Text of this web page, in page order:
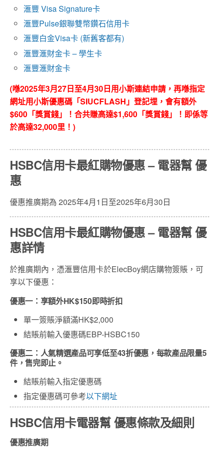
滙豐 Visa Signature卡
滙豐Pulse銀聯雙幣鑽石信用卡
滙豐白金Visa卡 (新舊客都有)
滙豐滙財金卡 – 學生卡
滙豐滙財金卡
(喺2025年3月27日至4月30日用小斯連結申請，再喺指定
網址用小斯優惠碼「SIUCFLASH」登記埋，會有額外
$600「獎賞錢」！合共賺高達$1,600「獎賞錢」！即係等
於高達32,000里！)
HSBC信用卡最紅購物優惠 – 電器幫優
惠
優惠推廣期為 2025年4月1日至2025年6月30日
HSBC信用卡最紅購物優惠 – 電器幫優
惠詳情
於推廣期內，憑滙豐信用卡於ElecBoy網店購物簽賬，可
享以下優惠：
優惠一：享額外HK$150即時折扣
單一簽賬淨額滿HK$2,000
結賬前輸入優惠碼EBP-HSBC150
優惠二：人氣精選產品可享低至43折優惠，每款產品限量5
件，售完即止。
結賬前輸入指定優惠碼
指定優惠碼可參考以下網址
HSBC信用卡電器幫優惠條款及細則
優惠推廣期